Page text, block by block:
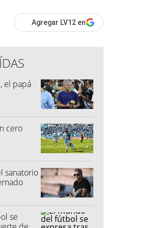
Agregar LV12 en
el papá
cero
sanatorio
se